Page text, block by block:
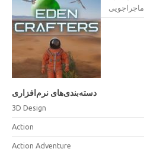
ماجراجویی
دسته‌بندی‌های نرم‌افزاری
3D Design
Action
Action Adventure